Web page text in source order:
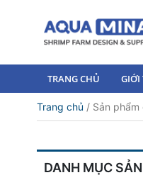
TRANG CHỦ GIỚI
Trang chủ / Sản phẩm
DANH MỤC